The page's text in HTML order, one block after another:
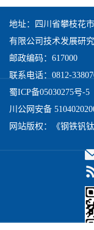
地址：四川省攀枝花
有限公司技术发展研
邮政编码：617000
联系电话：0812-
蜀ICP备05030275号-5
川公网安备
网站版权：《钢铁钒